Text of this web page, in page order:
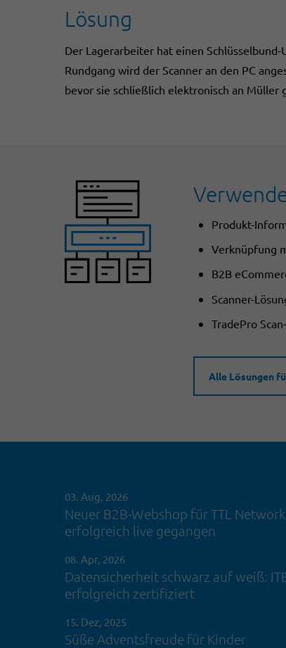
Lösung
Der Lagerarbeiter hat einen
Rundgang wird der Scanner an den PC
bevor sie schließlich elektronisch an Müller
Produkt-
Verknüpfung
B2B
Scanner-
TradePro
Alle Lösungen
03. Aug, 2026
Neuer B2B-Webshop für TTL Network
erfolgreich live gegangen
08. Apr, 2026
Datensicherheit schwarz auf weiß:
erfolgreich zertifiziert
15. Dez, 2025
Süße Adventsfreude für Kinder